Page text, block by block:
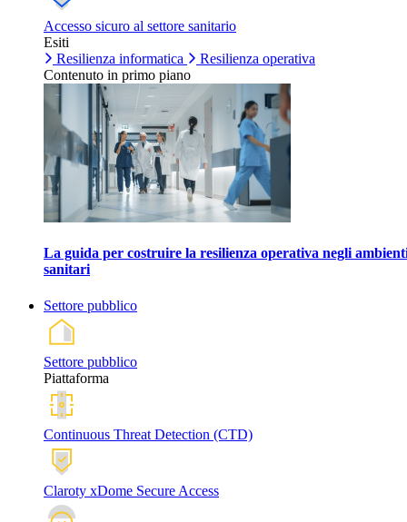
Accesso sicuro al settore sanitario
Esiti
Resilienza informatica
Resilienza operativa
Contenuto in primo piano
La guida per costruire la resilienza operativa negli
sanitari
Settore pubblico
Settore pubblico
Piattaforma
Continuous Threat Detection (CTD)
Claroty xDome Secure Access